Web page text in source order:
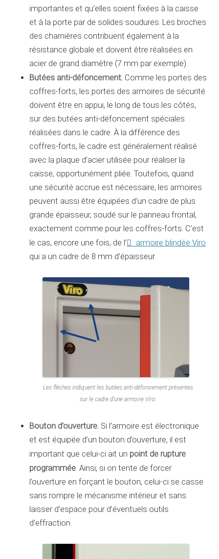
importantes et qu’elles soient fixées à la caisse
et à la porte par de solides soudures. Les broches
des charnières contribuent également à la
résistance globale et doivent être réalisées en
acier de grand diamètre (7 mm par exemple).
Butées anti-défoncement. Comme les portes des
coffres-forts, les portes des armoires de sécurité
doivent être en appui, le long de tous les côtés,
sur des butées anti-défoncement spéciales
réalisées dans le cadre. À la différence des
coffres-forts, le cadre est généralement réalisé
avec la plaque d’acier utilisée pour réaliser la
caisse, opportunément pliée. Toutefois, quand
une sécurité accrue est nécessaire, les armoires
peuvent aussi être équipées d’un cadre de plus
grande épaisseur, soudé sur le panneau frontal,
exactement comme pour les coffres-forts. C’est
le cas, encore une fois, de l’
armoire blindée Viro
qui a un cadre de 8 mm d’épaisseur.
Les flèches indiquent les butées anti-défoncement présentes
sur le cadre d’une armoire Viro.
Bouton d’ouverture. Si l’armoire est électronique
et est équipée d’un bouton d’ouverture, il est
important que celui-ci ait un point de rupture
programmée. Ainsi, si on tente de forcer
l’ouverture en forçant le bouton, celui-ci se casse
sans rompre le mécanisme intérieur et sans
laisser d’espace pour d’éventuels outils
d’effraction.